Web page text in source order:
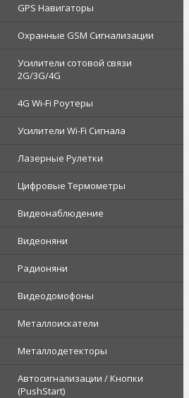
GPS Навигаторы
Охранные GSM Сигнализации
Усилители сотовой связи
2G/3G/4G
4G Wi-Fi Роутеры
Усилители Wi-Fi Сигнала
Лазерные Рулетки
Цифровые Термометры
Видеонаблюдение
Видеоняни
Радионяни
Видеодомофоны
Металлоискатели
Металлодетекторы
Автосигнализации / Кнопки
(PushStart)